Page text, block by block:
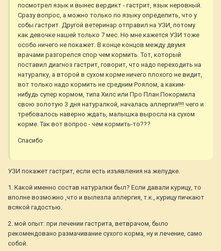
посмотрел язык и вынес вердикт - гастрит, язык неровный.
Сразу вопрос, а можно только по языку определить, что у
собы гастрит. Другой ветеринар отправил на УЗИ, потому
как девочке нашей только 7 мес. Но мне кажется УЗИ тоже
особо ничего не покажет. В конце концов между двумя
врачами разгорелся спор чем кормить. Тот, который
поставил диагноз гастрит, говорит, что надо переходить на
натуралку, а второй в сухом корме ничего плохого не видит,
вот только надо кормить не средним Роялом, а каким-
нибудь супер кормом, типа Хилс или Про План.Покормила
свою золотую 3 дня натуралкой, началась аллергия!!!! чего и
требовалось наверно ждать, малышка выросла на сухом
корме. Так вот вопрос - чем кормить-то???
Спасибо
УЗИ покажет гастрит, если есть изъявления на желудке.
1. Какой именно состав натуралки был? Если давали курицу, то
вполне возможно ,что и вылезла аллергия, т.к., курицу пичкают
всякой гадостью.
2. мой опыт: при лечении гастрита, ветврачом, было
рекомендовано размачивание сухого корма, ну и лечение, само
собой.